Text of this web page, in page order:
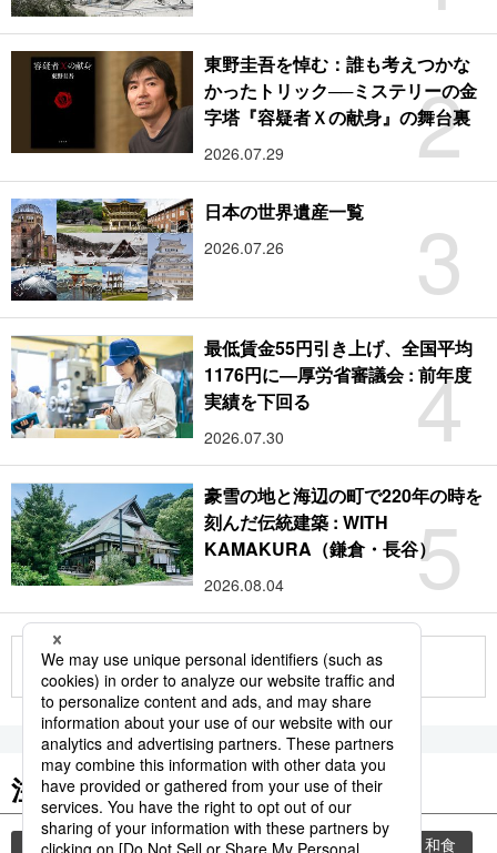
2
東野圭吾を悼む：誰も考えつかな
かったトリック──ミステリーの金
字塔『容疑者Ｘの献身』の舞台裏
2026.07.29
3
日本の世界遺産一覧
2026.07.26
4
最低賃金55円引き上げ、全国平均
1176円に―厚労省審議会 : 前年度
実績を下回る
2026.07.30
5
豪雪の地と海辺の町で220年の時を
刻んだ伝統建築 : WITH
KAMAKURA（鎌倉・長谷）
2026.08.04
もっと見る
注目のキーワード
共同通信ニュース イチロー 国民栄誉賞 和食